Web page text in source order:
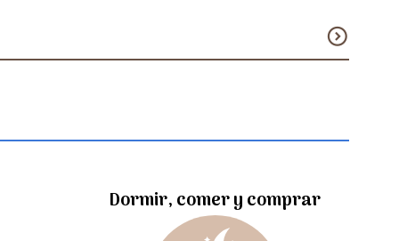
expand_circle_down
Dormir, comer y comprar